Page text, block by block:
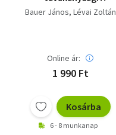
gyakorlata
Bauer János Lévai Zoltán
Online ár:
1 990 Ft
Kosárba
6 - 8 munkanap